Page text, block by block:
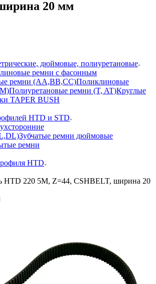
20 мм
дюймовые, полиуретановые
ремни с фасонным
ремни (AA,BB,CC)Поликлиновые
Полиуретановые ремни (T, AT)Круглые
TAPER BUSH
HTD и STD
Зубчатые ремни дюймовые
ремни
HTD
HTD 220 5M, Z=44, CSHBELT, ширина 20